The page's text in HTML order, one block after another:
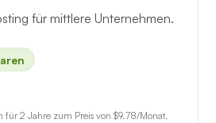
für mittlere Unternehmen.
für 2 Jahre zum Preis von $9.78/Monat.